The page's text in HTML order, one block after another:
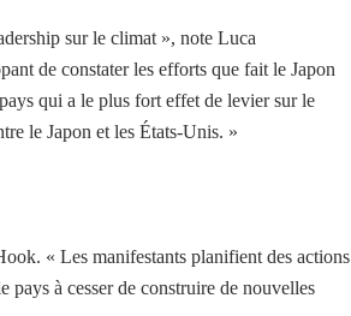
sur le climat », note Luca
de constater les efforts que fait le Japon
qui a le plus fort effet de levier sur le
le Japon et les États-Unis. »
« Les manifestants planifient des actions
à cesser de construire de nouvelles